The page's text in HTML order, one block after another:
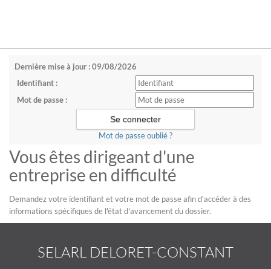
Dernière mise à jour : 09/08/2026
Identifiant :
Mot de passe :
Mot de passe oublié ?
Vous êtes dirigeant d'une
entreprise en difficulté
Demandez votre identifiant et votre mot de passe afin d'accéder à des
informations spécifiques de l'état d'avancement du dossier.
SELARL DELORET-CONSTANT